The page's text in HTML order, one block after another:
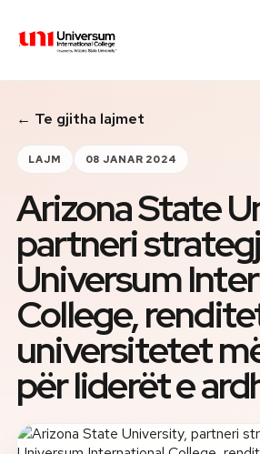
Universum University
MENU
Ballina
Regjistrimet
Programet
Jeta Studentore
Ndërkombëtare
Fuqizuar nga ASU
Rreth nesh
← Te gjitha lajmet
LAJM 08 JANAR 2024
Arizona State
partneri
Universum
College,
universitetet
për liderët e